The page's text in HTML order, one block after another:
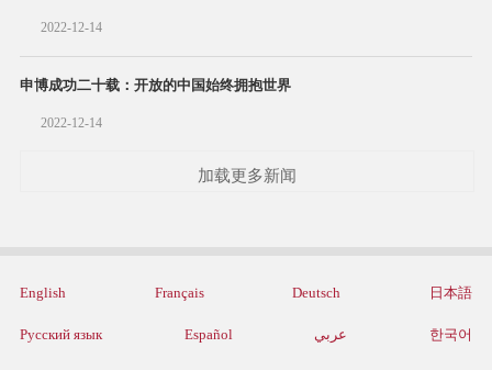
2022-12-14
申博成功二十载：开放的中国始终拥抱世界
2022-12-14
加载更多新闻
English Français Deutsch 日本語
Русский язык Español عربي 한국어